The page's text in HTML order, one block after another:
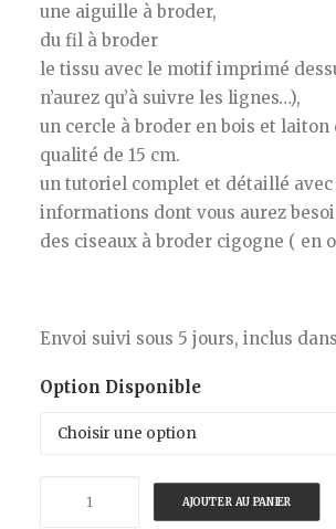
une aiguille à broder,
du fil à broder
le tissu avec le motif imprimé
n’aurez qu’à suivre les lignes…),
un cercle à broder en bois et laiton
qualité de 15 cm.
un tutoriel complet et détaillé avec
informations dont vous aurez
des ciseaux à broder cigogne ( en
Envoi suivi sous 5 jours, inclus
Option Disponible
AJOUTER AU PANIER